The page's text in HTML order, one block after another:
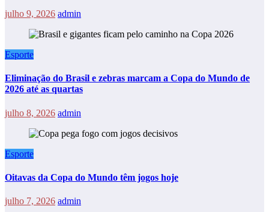
julho 9, 2026 admin
Esporte
Eliminação do Brasil e zebras marcam a Copa do Mundo de
2026 até as quartas
julho 8, 2026 admin
Esporte
Oitavas da Copa do Mundo têm jogos hoje
julho 7, 2026 admin